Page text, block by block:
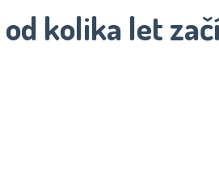
kolika let